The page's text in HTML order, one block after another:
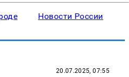
Новости России
20.07.2025, 07:55